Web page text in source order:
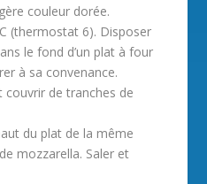
couleur dorée.
(thermostat 6). Disposer
le fond d’un plat à four
à sa convenance.
couvrir de tranches de
du plat de la même
mozzarella. Saler et